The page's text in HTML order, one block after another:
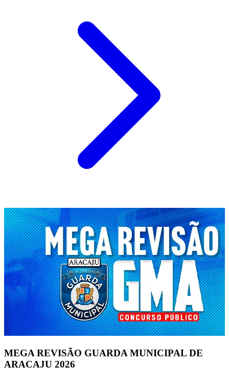
MEGA REVISÃO GUARDA MUNICIPAL DE
ARACAJU 2026